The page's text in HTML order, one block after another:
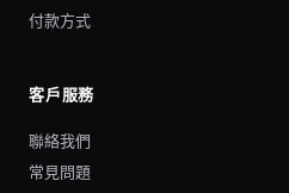
付款方式
客戶服務
聯絡我們
常見問題